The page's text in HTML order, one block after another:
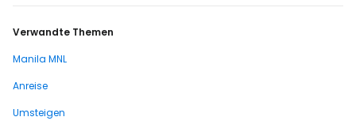
Verwandte Themen
Manila MNL
Anreise
Umsteigen